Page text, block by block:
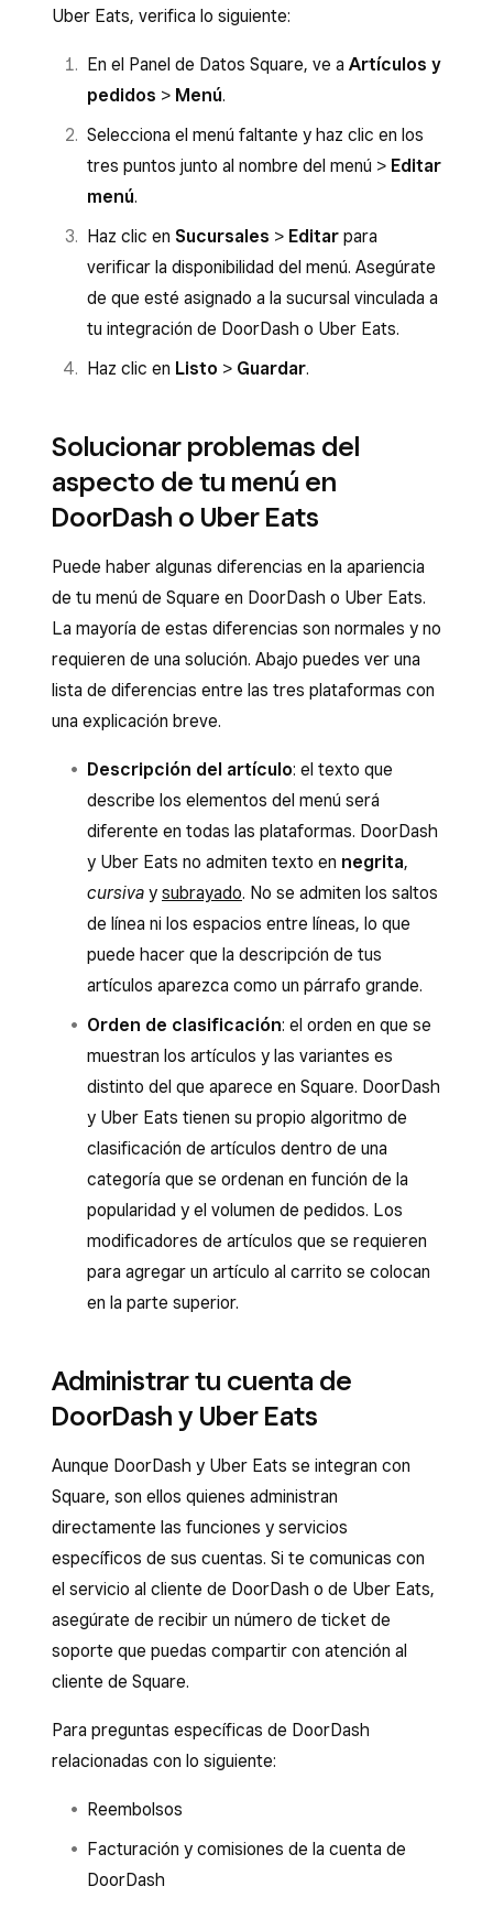
Uber Eats, verifica lo siguiente:
En el Panel de Datos Square, ve a Artículos y
pedidos > Menú.
Selecciona el menú faltante y haz clic en los
tres puntos junto al nombre del menú > Editar
menú.
Haz clic en Sucursales > Editar para
verificar la disponibilidad del menú. Asegúrate
de que esté asignado a la sucursal vinculada a
tu integración de DoorDash o Uber Eats.
Haz clic en Listo > Guardar.
Solucionar problemas del
aspecto de tu menú en
DoorDash o Uber Eats
Puede haber algunas diferencias en la apariencia
de tu menú de Square en DoorDash o Uber Eats.
La mayoría de estas diferencias son normales y no
requieren de una solución. Abajo puedes ver una
lista de diferencias entre las tres plataformas con
una explicación breve.
Descripción del artículo: el texto que
describe los elementos del menú será
diferente en todas las plataformas. DoorDash
y Uber Eats no admiten texto en negrita,
cursiva y subrayado. No se admiten los saltos
de línea ni los espacios entre líneas, lo que
puede hacer que la descripción de tus
artículos aparezca como un párrafo grande.
Orden de clasificación: el orden en que se
muestran los artículos y las variantes es
distinto del que aparece en Square. DoorDash
y Uber Eats tienen su propio algoritmo de
clasificación de artículos dentro de una
categoría que se ordenan en función de la
popularidad y el volumen de pedidos. Los
modificadores de artículos que se requieren
para agregar un artículo al carrito se colocan
en la parte superior.
Administrar tu cuenta de
DoorDash y Uber Eats
Aunque DoorDash y Uber Eats se integran con
Square, son ellos quienes administran
directamente las funciones y servicios
específicos de sus cuentas. Si te comunicas con
el servicio al cliente de DoorDash o de Uber Eats,
asegúrate de recibir un número de ticket de
soporte que puedas compartir con atención al
cliente de Square.
Para preguntas específicas de DoorDash
relacionadas con lo siguiente:
Reembolsos
Facturación y comisiones de la cuenta de
DoorDash